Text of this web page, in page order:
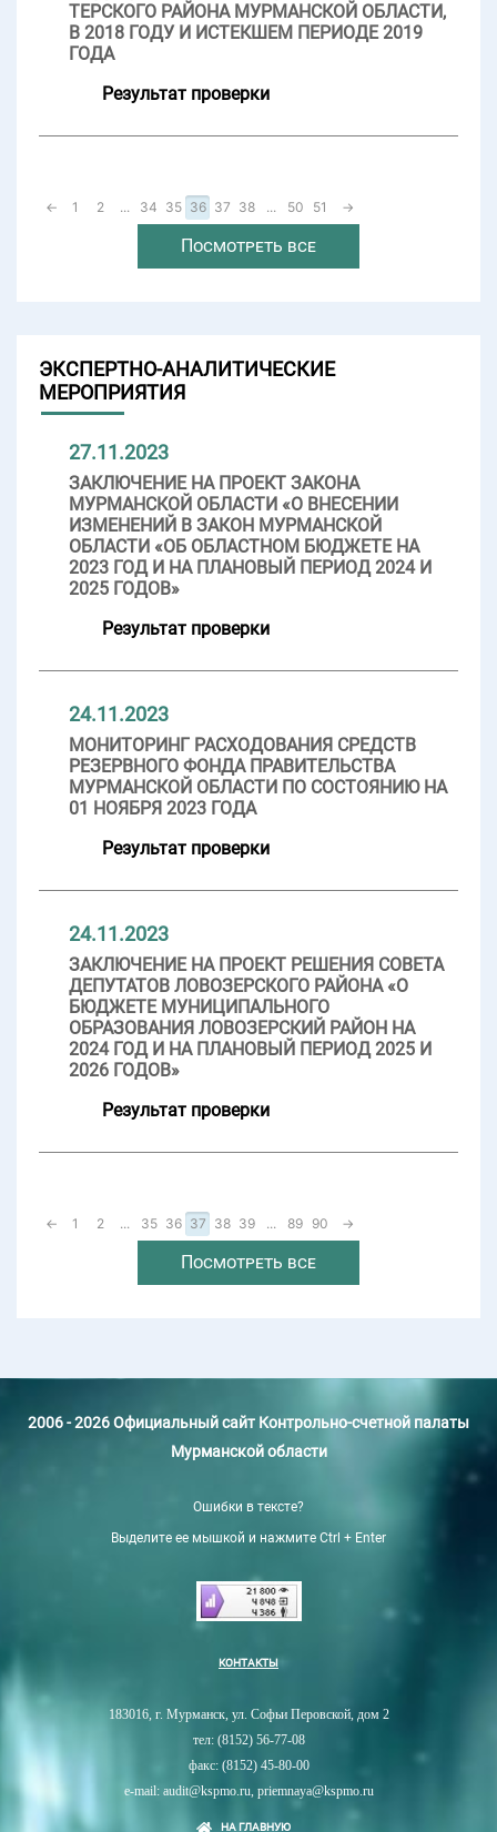
ТЕРСКОГО РАЙОНА МУРМАНСКОЙ ОБЛАСТИ,
В 2018 ГОДУ И ИСТЕКШЕМ ПЕРИОДЕ 2019
ГОДА
Результат проверки
← 1 2 ... 34 35 36 37 38 ... 50 51 →
Посмотреть все
ЭКСПЕРТНО-АНАЛИТИЧЕСКИЕ
МЕРОПРИЯТИЯ
27.11.2023
ЗАКЛЮЧЕНИЕ НА ПРОЕКТ ЗАКОНА
МУРМАНСКОЙ ОБЛАСТИ «О ВНЕСЕНИИ
ИЗМЕНЕНИЙ В ЗАКОН МУРМАНСКОЙ
ОБЛАСТИ «ОБ ОБЛАСТНОМ БЮДЖЕТЕ НА
2023 ГОД И НА ПЛАНОВЫЙ ПЕРИОД 2024 И
2025 ГОДОВ»
Результат проверки
24.11.2023
МОНИТОРИНГ РАСХОДОВАНИЯ СРЕДСТВ
РЕЗЕРВНОГО ФОНДА ПРАВИТЕЛЬСТВА
МУРМАНСКОЙ ОБЛАСТИ ПО СОСТОЯНИЮ НА
01 НОЯБРЯ 2023 ГОДА
Результат проверки
24.11.2023
ЗАКЛЮЧЕНИЕ НА ПРОЕКТ РЕШЕНИЯ СОВЕТА
ДЕПУТАТОВ ЛОВОЗЕРСКОГО РАЙОНА «О
БЮДЖЕТЕ МУНИЦИПАЛЬНОГО
ОБРАЗОВАНИЯ ЛОВОЗЕРСКИЙ РАЙОН НА
2024 ГОД И НА ПЛАНОВЫЙ ПЕРИОД 2025 И
2026 ГОДОВ»
Результат проверки
← 1 2 ... 35 36 37 38 39 ... 89 90 →
Посмотреть все
2006 - 2026 Официальный сайт Контрольно-счетной палаты
Мурманской области
Ошибки в тексте?
Выделите ее мышкой и нажмите Ctrl + Enter
КОНТАКТЫ
183016, г. Мурманск, ул. Софьи Перовской, дом 2
тел: (8152) 56-77-08
факс: (8152) 45-80-00
e-mail: audit@kspmo.ru, priemnaya@kspmo.ru
НА ГЛАВНУЮ